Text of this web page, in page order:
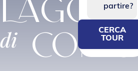
go
di Como
partire?
CERCA
TOUR